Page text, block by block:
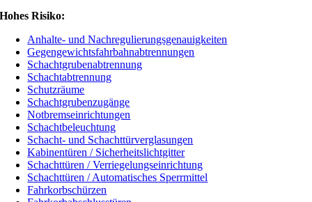
Hohes Risiko:
Anhalte- und Nachregulierungsgenauigkeiten
Gegengewichtsfahrbahnabtrennungen
Schachtgrubenabtrennung
Schachtabtrennung
Schutzräume
Schachtgrubenzugänge
Notbremseinrichtungen
Schachtbeleuchtung
Schacht- und Schachttürverglasungen
Kabinentüren / Sicherheitslichtgitter
Schachttüren / Verriegelungseinrichtung
Schachttüren / Automatisches Sperrmittel
Fahrkorbschürzen